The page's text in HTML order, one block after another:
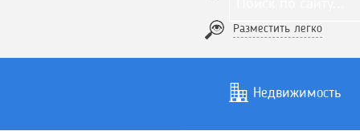
Разместить легко
Недвижимость